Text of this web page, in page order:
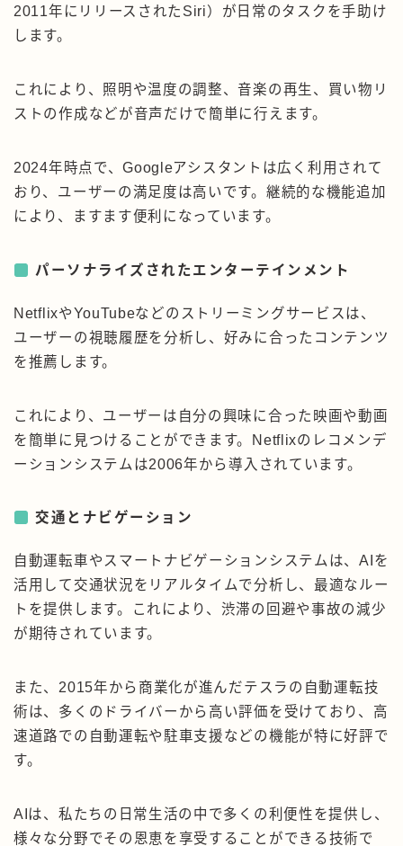
2011年にリリースされたSiri）が日常のタスクを手助け
します。
これにより、照明や温度の調整、音楽の再生、買い物リ
ストの作成などが音声だけで簡単に行えます。
2024年時点で、Googleアシスタントは広く利用されて
おり、ユーザーの満足度は高いです。継続的な機能追加
により、ますます便利になっています。
パーソナライズされたエンターテインメント
NetflixやYouTubeなどのストリーミングサービスは、
ユーザーの視聴履歴を分析し、好みに合ったコンテンツ
を推薦します。
これにより、ユーザーは自分の興味に合った映画や動画
を簡単に見つけることができます。Netflixのレコメンデ
ーションシステムは2006年から導入されています。
交通とナビゲーション
自動運転車やスマートナビゲーションシステムは、AIを
活用して交通状況をリアルタイムで分析し、最適なルー
トを提供します。これにより、渋滞の回避や事故の減少
が期待されています。
また、2015年から商業化が進んだテスラの自動運転技
術は、多くのドライバーから高い評価を受けており、高
速道路での自動運転や駐車支援などの機能が特に好評で
す。
AIは、私たちの日常生活の中で多くの利便性を提供し、
様々な分野でその恩恵を享受することができる技術で